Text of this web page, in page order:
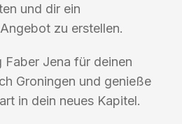
und dir ein
zu erstellen.
Jena für deinen
Groningen und genieße
in dein neues Kapitel.